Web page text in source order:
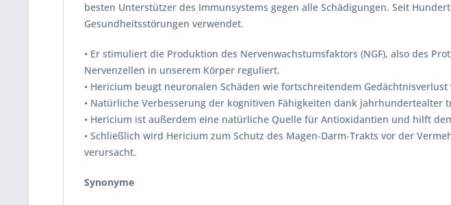
besten Unterstützer des Immunsystems gegen alle Schädigungen. Seit
Gesundheitsstörungen verwendet.
• Er stimuliert die Produktion des Nervenwachstumsfaktors (NGF), also des
Nervenzellen in unserem Körper reguliert.
• Hericium beugt neuronalen Schäden wie fortschreitendem
• Natürliche Verbesserung der kognitiven Fähigkeiten dank
• Hericium ist außerdem eine natürliche Quelle für Antioxidantien und hilft
• Schließlich wird Hericium zum Schutz des Magen-Darm-Trakts vor der
verursacht.
Synonyme